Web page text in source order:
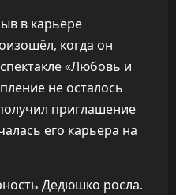
в карьере
когда он
«Любовь и
не осталось
приглашение
его карьера на
Дедюшко росла.